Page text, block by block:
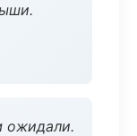
ожидали.